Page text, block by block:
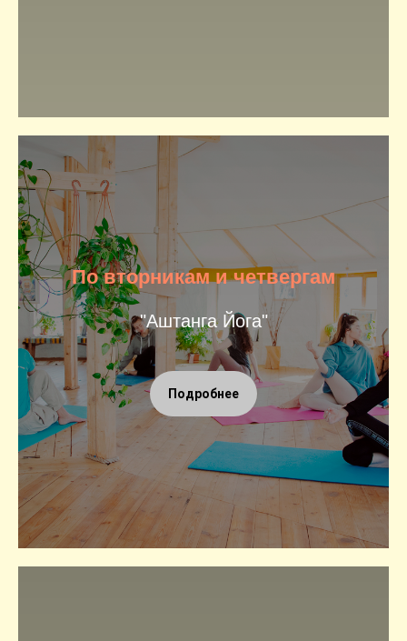
По вторникам и четвергам
"Аштанга Йога"
Подробнее